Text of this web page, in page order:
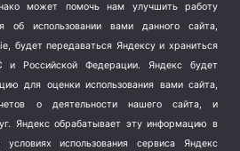
может помочь нам улучшить работу
об использовании вами данного сайта,
будет передаваться Яндексу и храниться
Российской Федерации. Яндекс будет
для оценки использования вами сайта,
о деятельности нашего сайта, и
Яндекс обрабатывает эту информацию в
использования сервиса Яндекс